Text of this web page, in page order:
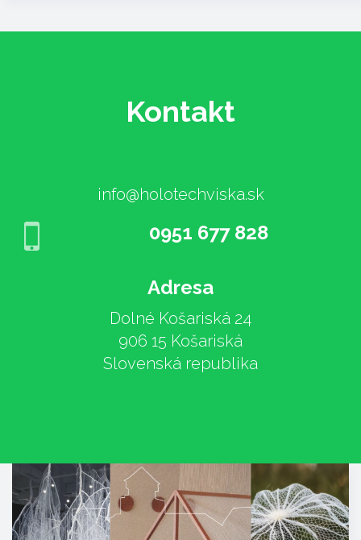
Kontakt
info@holotechviska.sk
0951 677 828
Adresa
Dolné Košariská 24
906 15 Košariská
Slovenská republika